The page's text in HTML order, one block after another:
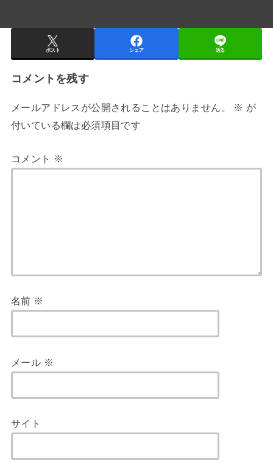
ポスト シェア 送る
コメントを残す
メールアドレスが公開されることはありません。 ※ が
付いている欄は必須項目です
コメント ※
名前 ※
メール ※
サイト